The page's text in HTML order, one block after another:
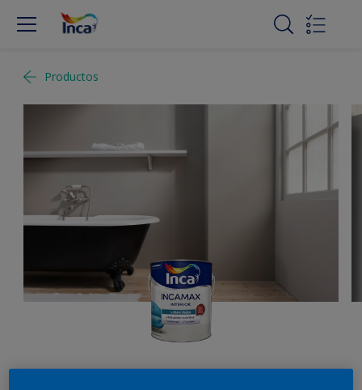
Productos